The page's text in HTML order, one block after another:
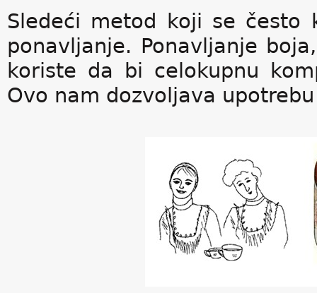
Sledeći metod koji se često
ponavljanje. Ponavljanje
koriste da bi celokupnu
Ovo nam dozvoljava